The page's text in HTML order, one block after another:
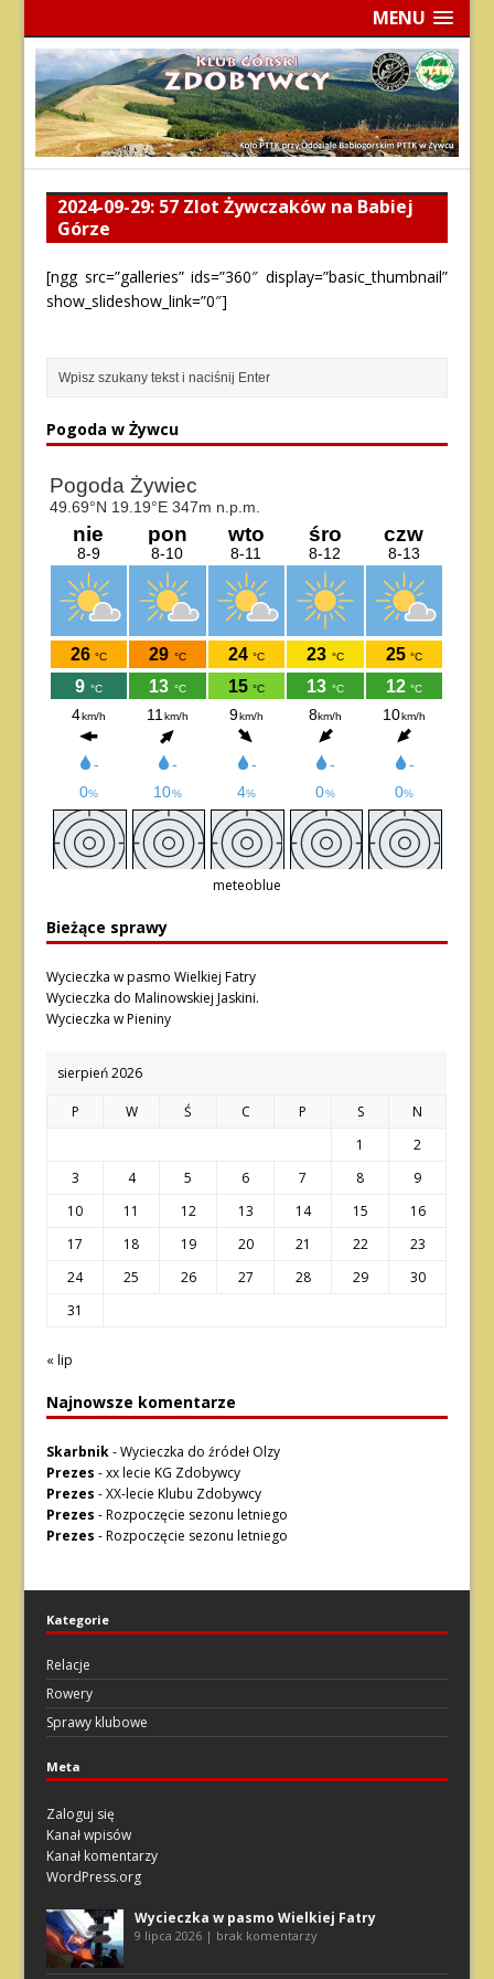
MENU
2024-09-29: 57 Zlot Żywczaków na Babiej
Górze
[ngg src=”galleries” ids=”360″ display=”basic_thumbnail”
show_slideshow_link=”0″]
Pogoda w Żywcu
meteoblue
Bieżące sprawy
Wycieczka w pasmo Wielkiej Fatry
Wycieczka do Malinowskiej Jaskini.
Wycieczka w Pieniny
sierpień 2026
P W Ś C P S
N
1
2
3
4 5 6 7 8
9
10
11 12 13 14 15
16
17
18 19 20 21 22
23
24
25 26 27 28 29
30
31
« lip
Najnowsze komentarze
Skarbnik-Wycieczka do źródeł Olzy
Prezes -xx lecie KG Zdobywcy
Prezes -XX-lecie Klubu Zdobywcy
Prezes -Rozpoczęcie sezonu letniego
Prezes -Rozpoczęcie sezonu letniego
Kategorie
Relacje
Rowery
Sprawy klubowe
Meta
Zaloguj się
Kanał wpisów
Kanał komentarzy
WordPress.org
Wycieczka w pasmo Wielkiej Fatry
9 lipca 2026 | brak komentarzy